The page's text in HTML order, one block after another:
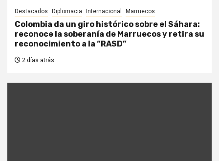
Destacados Diplomacia Internacional Marruecos
Colombia da un giro histórico sobre el Sáhara:
reconoce la soberanía de Marruecos y retira su
reconocimiento a la “RASD”
2 días atrás